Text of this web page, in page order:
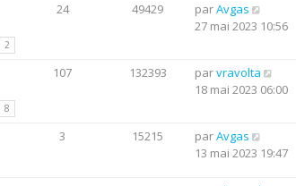
2
24 49429 parAvgas
27 mai 2023 10:56
8
107 132393 parvravolta
18 mai 2023 06:00
3 15215 parAvgas
13 mai 2023 19:47